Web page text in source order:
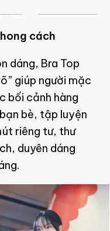
cách
dáng, Bra Top
giúp người mặc
bối cảnh hàng
bè, tập luyện
riêng tư, thư
duyên dáng